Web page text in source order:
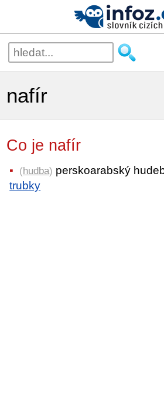
nafír
Co je nafír
(hudba) perskoarabský
trubky